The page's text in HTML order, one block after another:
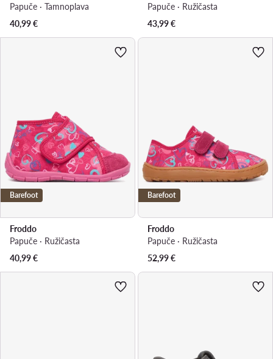
Papuče · Tamnoplava
40,99€
Papuče · Ružičasta
43,99€
Barefoot
Froddo
Papuče · Ružičasta
40,99€
Barefoot
Froddo
Papuče · Ružičasta
52,99€